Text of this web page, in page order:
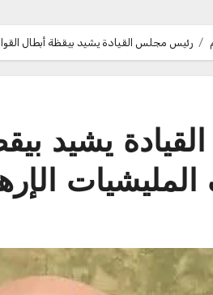
رئيس مجلس القيادة يشيد بيقظة أبطال
يشيد